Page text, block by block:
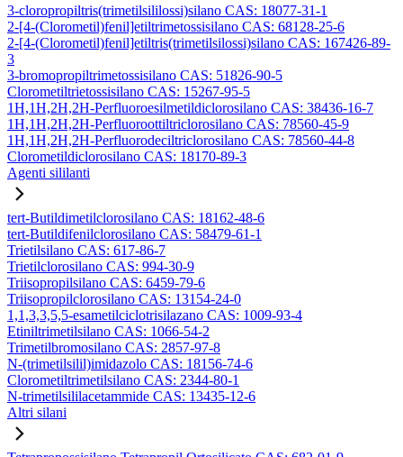
3-cloropropiltris(trimetilsililossi)silano CAS: 18077-31-1
2-[4-(Clorometil)fenil]etiltrimetossisilano CAS: 68128-25-6
2-[4-(Clorometil)fenil]etiltris(trimetilsilossi)silano CAS: 167426-89-
3
3-bromopropiltrimetossisilano CAS: 51826-90-5
Clorometiltrietossisilano CAS: 15267-95-5
1H,1H,2H,2H-Perfluoroesilmetildiclorosilano CAS: 38436-16-7
1H,1H,2H,2H-Perfluoroottiltriclorosilano CAS: 78560-45-9
1H,1H,2H,2H-Perfluorodeciltriclorosilano CAS: 78560-44-8
Clorometildiclorosilano CAS: 18170-89-3
Agenti sililanti
tert-Butildimetilclorosilano CAS: 18162-48-6
tert-Butildifenilclorosilano CAS: 58479-61-1
Trietilsilano CAS: 617-86-7
Trietilclorosilano CAS: 994-30-9
Triisopropilsilano CAS: 6459-79-6
Triisopropilclorosilano CAS: 13154-24-0
1,1,3,3,5,5-esametilciclotrisilazano CAS: 1009-93-4
Etiniltrimetilsilano CAS: 1066-54-2
Trimetilbromosilano CAS: 2857-97-8
N-(trimetilsilil)imidazolo CAS: 18156-74-6
Clorometiltrimetilsilano CAS: 2344-80-1
N-trimetilsililacetammide CAS: 13435-12-6
Altri silani